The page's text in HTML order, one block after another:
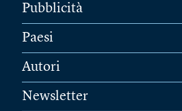
Pubblicità
Paesi
Autori
Newsletter